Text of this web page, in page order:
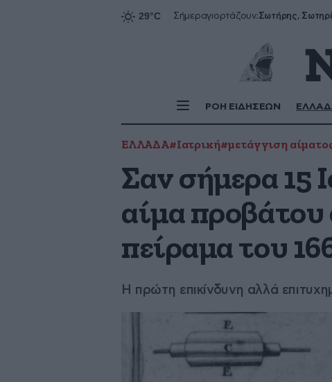
Σήμεραγιορτάζουν:
ΡΟΗ ΕΙΔΗΣΕΩΝ
ΕΛΛΑΔΑ#Ιατρική#μετάγγιση
Σαν σήμερα 15
αίμα προβάτου
πείραμα του
Η πρώτη επικίνδυνη αλλά